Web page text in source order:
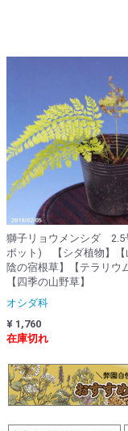
獅子リョウメンシダ 2.5
ポット) 【シダ植物】【
陰の宿根草】【テラリウ
【四季の山野草】
オシダ科
¥ 1,760
在庫切れ